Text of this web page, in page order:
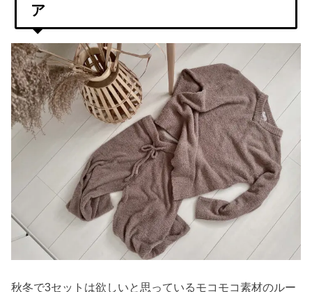
ア
秋冬で3セットは欲しいと思っているモコモコ素材のルー